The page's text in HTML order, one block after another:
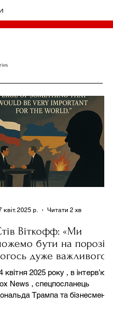
Віткофф: «Ми
бути на порозі
дуже важливого
світу» — але що це
квітня 2025 року , в інтерв’ю на
News , спецпосланець
Трампа та бізнесмен
квіт. 2025 р. Читати 2 хв